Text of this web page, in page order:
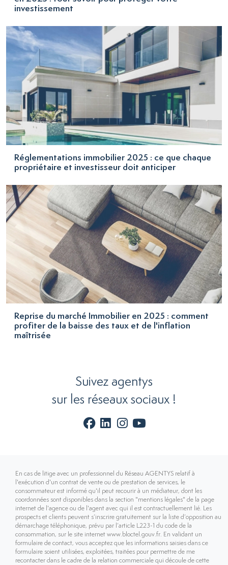
investissement
Réglementations immobilier 2025 : ce que chaque
propriétaire et investisseur doit anticiper
Reprise du marché Immobilier en 2025 : comment
profiter de la baisse des taux et de l'inflation
maîtrisée
Suivez agentys
sur les réseaux sociaux !
En cas de litige avec un professionnel du Réseau AGENTYS relatif à
l'exécution d'un contrat de vente ou de prestation de services, le
consommateur est informé qu'il peut recourir à un médiateur, dont les
coordonnées sont disponibles dans la section "mentions légales" de la page
internet de l'agence ou de l'agent avec qui il est contractuellement lié. Les
prospects et clients peuvent s’inscrire gratuitement sur la liste d’opposition au
démarchage téléphonique, prévu par l’article L223-1 du code de la
consommation, sur le site internet www.bloctel.gouv.fr. En validant un
formulaire de contact, vous acceptez que les informations saisies dans ce
formulaire soient utilisées, exploitées, traitées pour permettre de me
recontacter dans le cadre de la relation commerciale qui découle de cette